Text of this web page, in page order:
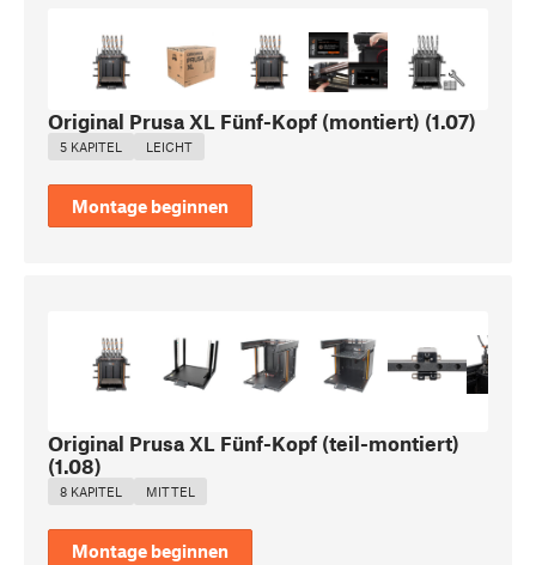
Original Prusa XL Fünf-Kopf (montiert) (1.07)
5 KAPITEL LEICHT
Montage beginnen
Original Prusa XL Fünf-Kopf (teil-montiert)
(1.08)
8 KAPITEL MITTEL
Montage beginnen